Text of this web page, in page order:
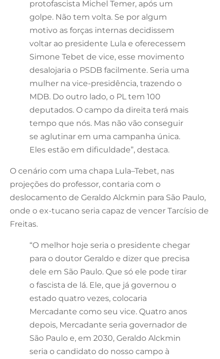
protofascista Michel Temer, após um
golpe. Não tem volta. Se por algum
motivo as forças internas decidissem
voltar ao presidente Lula e oferecessem
Simone Tebet de vice, esse movimento
desalojaria o PSDB facilmente. Seria uma
mulher na vice-presidência, trazendo o
MDB. Do outro lado, o PL tem 100
deputados. O campo da direita terá mais
tempo que nós. Mas não vão conseguir
se aglutinar em uma campanha única.
Eles estão em dificuldade”, destaca.
O cenário com uma chapa Lula–Tebet, nas
projeções do professor, contaria com o
deslocamento de Geraldo Alckmin para São Paulo,
onde o ex-tucano seria capaz de vencer Tarcísio de
Freitas.
“O melhor hoje seria o presidente chegar
para o doutor Geraldo e dizer que precisa
dele em São Paulo. Que só ele pode tirar
o fascista de lá. Ele, que já governou o
estado quatro vezes, colocaria
Mercadante como seu vice. Quatro anos
depois, Mercadante seria governador de
São Paulo e, em 2030, Geraldo Alckmin
seria o candidato do nosso campo à